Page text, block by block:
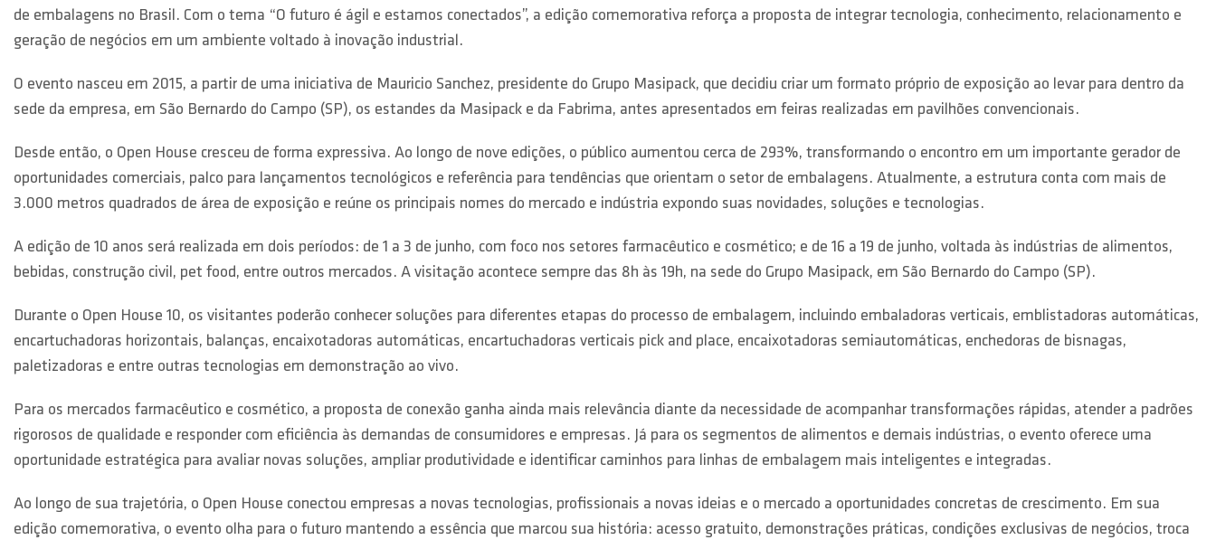
de embalagens no Brasil. Com o tema “O futuro é ágil e estamos conectados”, a edição comemorativa reforça a proposta de integrar tecnologia, conhecimento, relacionamento e
geração de negócios em um ambiente voltado à inovação industrial.
O evento nasceu em 2015, a partir de uma iniciativa de Mauricio Sanchez, presidente do Grupo Masipack, que decidiu criar um formato próprio de exposição ao levar para dentro da
sede da empresa, em São Bernardo do Campo (SP), os estandes da Masipack e da Fabrima, antes apresentados em feiras realizadas em pavilhões convencionais.
Desde então, o Open House cresceu de forma expressiva. Ao longo de nove edições, o público aumentou cerca de 293%, transformando o encontro em um importante gerador de
oportunidades comerciais, palco para lançamentos tecnológicos e referência para tendências que orientam o setor de embalagens. Atualmente, a estrutura conta com mais de
3.000 metros quadrados de área de exposição e reúne os principais nomes do mercado e indústria expondo suas novidades, soluções e tecnologias.
A edição de 10 anos será realizada em dois períodos: de 1 a 3 de junho, com foco nos setores farmacêutico e cosmético; e de 16 a 19 de junho, voltada às indústrias de alimentos,
bebidas, construção civil, pet food, entre outros mercados. A visitação acontece sempre das 8h às 19h, na sede do Grupo Masipack, em São Bernardo do Campo (SP).
Durante o Open House 10, os visitantes poderão conhecer soluções para diferentes etapas do processo de embalagem, incluindo embaladoras verticais, emblistadoras automáticas,
encartuchadoras horizontais, balanças, encaixotadoras automáticas, encartuchadoras verticais pick and place, encaixotadoras semiautomáticas, enchedoras de bisnagas,
paletizadoras e entre outras tecnologias em demonstração ao vivo.
Para os mercados farmacêutico e cosmético, a proposta de conexão ganha ainda mais relevância diante da necessidade de acompanhar transformações rápidas, atender a padrões
rigorosos de qualidade e responder com eficiência às demandas de consumidores e empresas. Já para os segmentos de alimentos e demais indústrias, o evento oferece uma
oportunidade estratégica para avaliar novas soluções, ampliar produtividade e identificar caminhos para linhas de embalagem mais inteligentes e integradas.
Ao longo de sua trajetória, o Open House conectou empresas a novas tecnologias, profissionais a novas ideias e o mercado a oportunidades concretas de crescimento. Em sua
edição comemorativa, o evento olha para o futuro mantendo a essência que marcou sua história: acesso gratuito, demonstrações práticas, condições exclusivas de negócios, troca